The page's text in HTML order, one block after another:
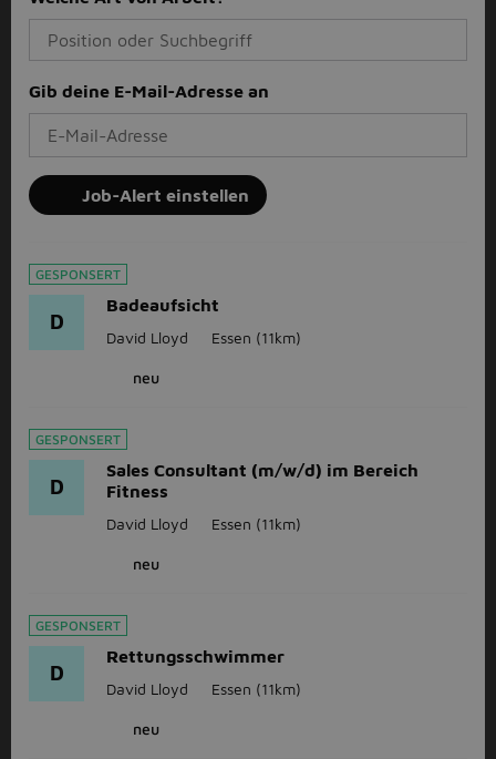
Gib deine E-Mail-Adresse an
Job-Alert einstellen
GESPONSERT
D
Badeaufsicht
David Lloyd Essen (11km)
neu
GESPONSERT
D
Sales Consultant (m/w/d) im Bereich
Fitness
David Lloyd Essen (11km)
neu
GESPONSERT
D
Rettungsschwimmer
David Lloyd Essen (11km)
neu